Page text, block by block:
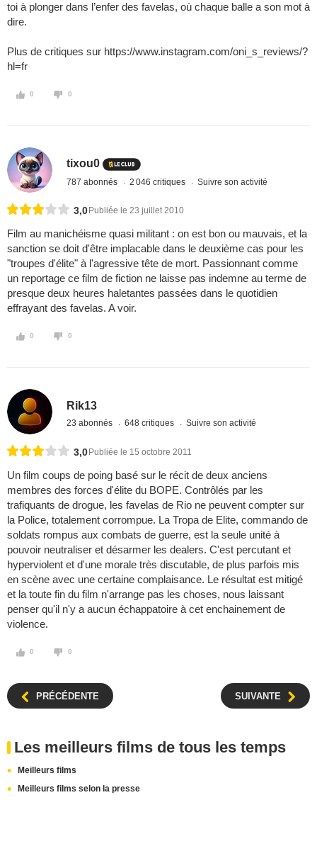
toi à plonger dans l’enfer des favelas, où chaque balle a son mot à
dire.
Plus de critiques sur https://www.instagram.com/oni_s_reviews/?
hl=fr
0 0
tixou0
787 abonnés 2 046 critiques Suivre son activité
3,0 Publiée le 23 juillet 2010
Film au manichéisme quasi militant : on est bon ou mauvais, et la
sanction se doit d'être implacable dans le deuxième cas pour les
"troupes d'élite" à l'agressive tête de mort. Passionnant comme
un reportage ce film de fiction ne laisse pas indemne au terme de
presque deux heures haletantes passées dans le quotidien
effrayant des favelas. A voir.
0 0
Rik13
23 abonnés 648 critiques Suivre son activité
3,0 Publiée le 15 octobre 2011
Un film coups de poing basé sur le récit de deux anciens
membres des forces d'élite du BOPE. Contrôlés par les
trafiquants de drogue, les favelas de Rio ne peuvent compter sur
la Police, totalement corrompue. La Tropa de Elite, commando de
soldats rompus aux combats de guerre, est la seule unité à
pouvoir neutraliser et désarmer les dealers. C'est percutant et
hyperviolent et d'une morale très discutable, de plus parfois mis
en scène avec une certaine complaisance. Le résultat est mitigé
et la toute fin du film n'arrange pas les choses, nous laissant
penser qu'il n'y a aucun échappatoire à cet enchainement de
violence.
0 0
PRÉCÉDENTE SUIVANTE
Les meilleurs films de tous les temps
Meilleurs films
Meilleurs films selon la presse